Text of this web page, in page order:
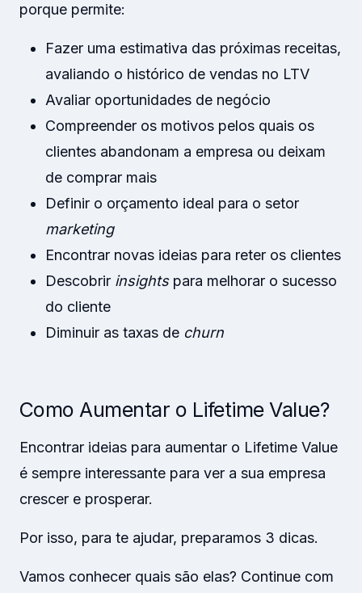
porque permite:
Fazer uma estimativa das próximas receitas,
avaliando o histórico de vendas no LTV
Avaliar oportunidades de negócio
Compreender os motivos pelos quais os
clientes abandonam a empresa ou deixam
de comprar mais
Definir o orçamento ideal para o setor
marketing
Encontrar novas ideias para reter os clientes
Descobrir insightspara melhorar o sucesso
do cliente
Diminuir as taxas de churn
Como Aumentar o Lifetime Value?
Encontrar ideias para aumentar o Lifetime Value
é sempre interessante para ver a sua empresa
crescer e prosperar.
Por isso, para te ajudar, preparamos 3 dicas.
Vamos conhecer quais são elas? Continue com